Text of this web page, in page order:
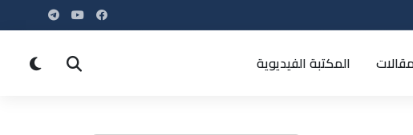
المكتبة الفيديوية